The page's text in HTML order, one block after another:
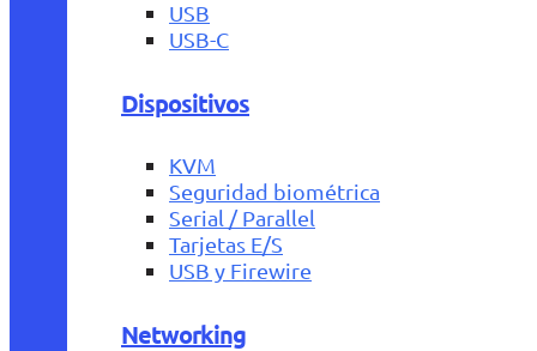
USB
USB-C
Dispositivos
KVM
Seguridad biométrica
Serial / Parallel
Tarjetas E/S
USB y Firewire
Networking